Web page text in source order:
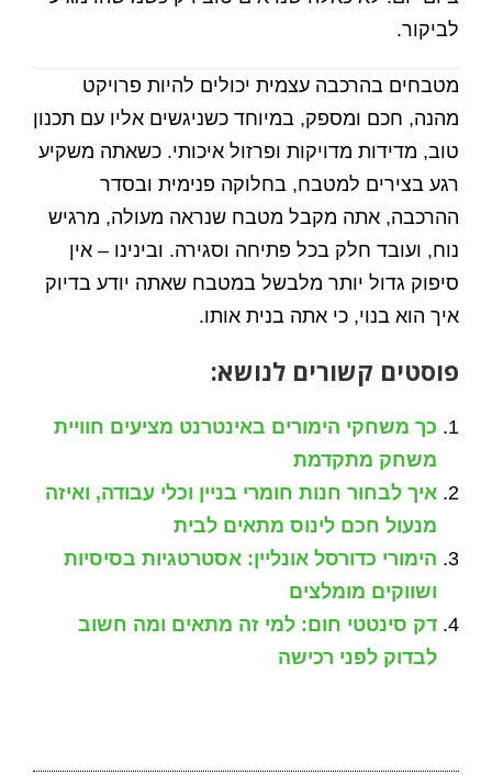
לביקור.
מטבחים בהרכבה עצמית יכולים להיות פרויקט
מהנה, חכם ומספק, במיוחד כשניגשים אליו עם תכנון
טוב, מדידות מדויקות ופרזול איכותי. כשאתה משקיע
רגע בצירים למטבח, בחלוקה פנימית ובסדר
ההרכבה, אתה מקבל מטבח שנראה מעולה, מרגיש
נוח, ועובד חלק בכל פתיחה וסגירה. ובינינו – אין
סיפוק גדול יותר מלבשל במטבח שאתה יודע בדיוק
איך הוא בנוי, כי אתה בנית אותו.
פוסטים קשורים לנושא:
כך משחקי הימורים באינטרנט מציעים חוויית
משחק מתקדמת
איך לבחור חנות חומרי בניין וכלי עבודה, ואיזה
מנעול חכם לינוס מתאים לבית
הימורי כדורסל אונליין: אסטרטגיות בסיסיות
ושווקים מומלצים
דק סינטטי חום: למי זה מתאים ומה חשוב
לבדוק לפני רכישה